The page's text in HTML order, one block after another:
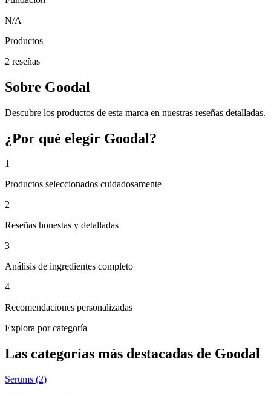
N/A
Productos
2 reseñas
Sobre Goodal
Descubre los productos de esta marca en nuestras reseñas detalladas.
¿Por qué elegir Goodal?
1
Productos seleccionados cuidadosamente
2
Reseñas honestas y detalladas
3
Análisis de ingredientes completo
4
Recomendaciones personalizadas
Explora por categoría
Las categorías más destacadas de Goodal
Serums (2)